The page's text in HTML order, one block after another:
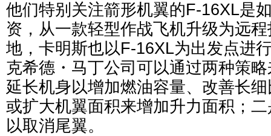
他们特别关注箭形机翼的F-16XL是
资，从一款轻型作战飞机升级为远
地，卡明斯也以F-16XL为出发点进
克希德・马丁公司可以通过两种策
延长机身以增加燃油容量、改善长
或扩大机翼面积来增加升力面积；
以取消尾翼。